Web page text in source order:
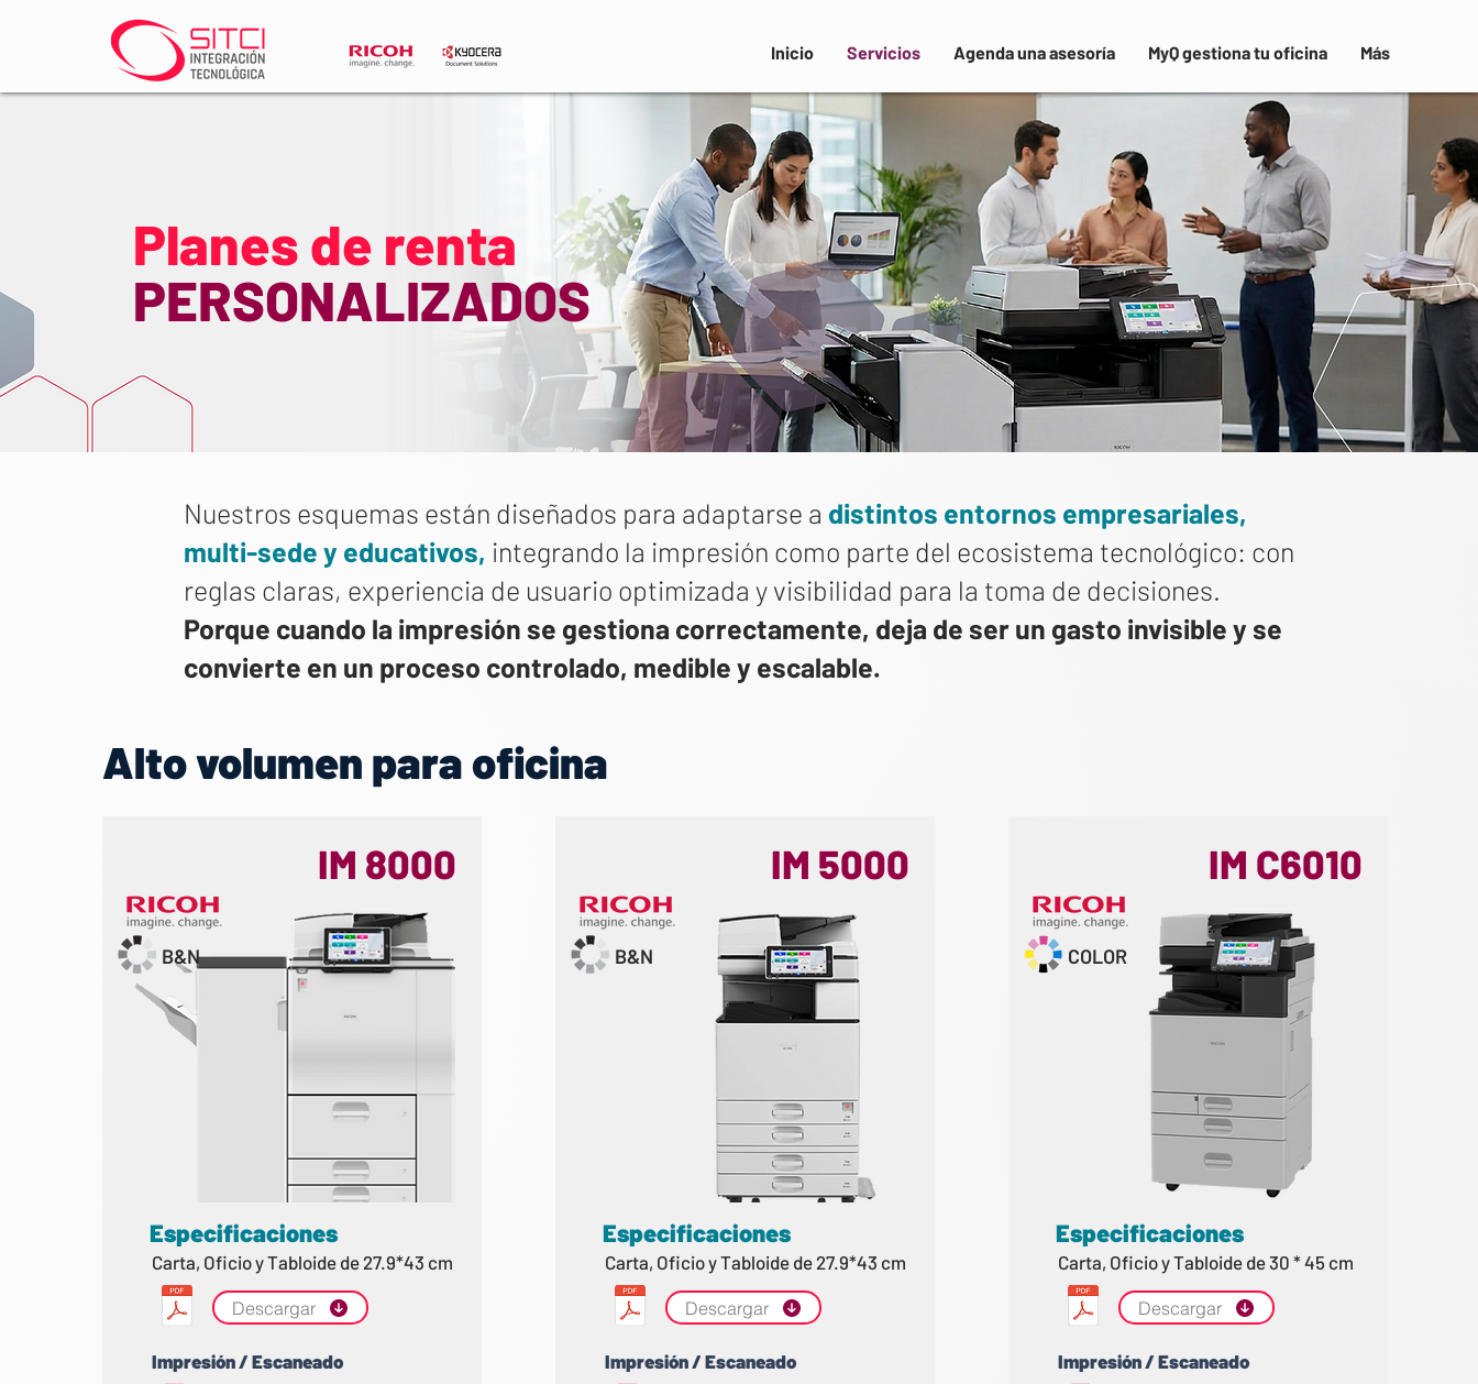
Inicio Servicios Agenda una asesoría MyQ gestiona tu oficina Más
Planes de renta
PERSONALIZADOS
Nuestros esquemas están diseñados para adaptarse a distintos entornos empresariales,
multi-sede y educativos, integrando la impresión como parte del ecosistema tecnológico: con
reglas claras, experiencia de usuario optimizada y visibilidad para la toma de decisiones.
Porque cuando la impresión se gestiona correctamente, deja de ser un gasto invisible y se
convierte en un proceso controlado, medible y escalable.
Alto volumen para oficina
IM 8000
B&N
Especificaciones
Carta, Oficio y Tabloide de 27.9*43 cm
Descargar
Impresión / Escaneado
IM 5000
B&N
Especificaciones
Carta, Oficio y Tabloide de 27.9*43 cm
Descargar
Impresión / Escaneado
IM C6010
COLOR
Especificaciones
Carta, Oficio y Tabloide de 30 * 45 cm
Descargar
Impresión / Escaneado